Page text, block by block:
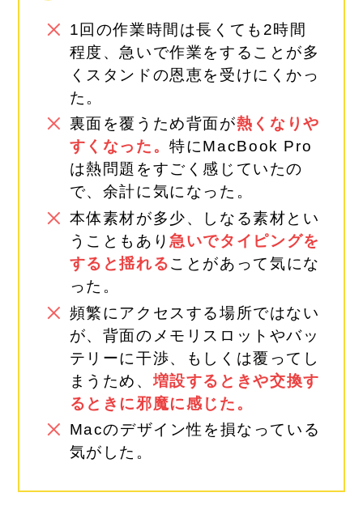
1回の作業時間は長くても2時間
程度、急いで作業をすることが多
くスタンドの恩恵を受けにくかっ
た。
裏面を覆うため背面が熱くなりや
すくなった。特にMacBook Pro
は熱問題をすごく感じていたの
で、余計に気になった。
本体素材が多少、しなる素材とい
うこともあり急いでタイピングを
すると揺れることがあって気にな
った。
頻繁にアクセスする場所ではない
が、背面のメモリスロットやバッ
テリーに干渉、もしくは覆ってし
まうため、 増設するときや交換す
るときに邪魔に感じた。
Macのデザイン性を損なっている
気がした。